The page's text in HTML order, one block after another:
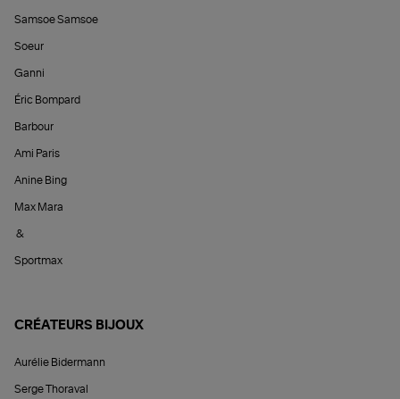
Samsoe Samsoe
Soeur
Ganni
Éric Bompard
Barbour
Ami Paris
Anine Bing
Max Mara
&
Sportmax
CRÉATEURS BIJOUX
Aurélie Bidermann
Serge Thoraval